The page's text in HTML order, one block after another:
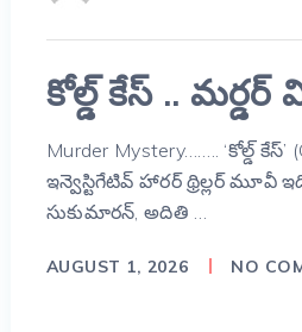
కోల్డ్ కేస్ .. మర్డర్
Murder Mystery…….. ‘కోల్డ్
ఇన్వెస్టిగేటివ్ హారర్ థ్రిల్లర్ మూవీ
సుకుమారన్, అదితి …
AUGUST 1, 2026 NO